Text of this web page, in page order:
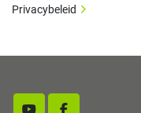
Privacybeleid